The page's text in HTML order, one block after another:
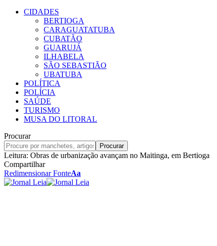
CIDADES
BERTIOGA
CARAGUATATUBA
CUBATÃO
GUARUJÁ
ILHABELA
SÃO SEBASTIÃO
UBATUBA
POLÍTICA
POLÍCIA
SAÚDE
TURISMO
MUSA DO LITORAL
Procurar
Leitura: Obras de urbanização avançam no Maitinga, em Bertioga
Compartilhar
Redimensionar FonteAa